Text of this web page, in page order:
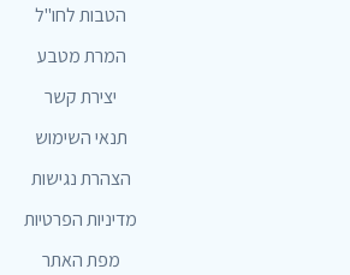
הטבות לחו"ל
המרת מטבע
יצירת קשר
תנאי השימוש
הצהרת נגישות
מדיניות הפרטיות
מפת האתר